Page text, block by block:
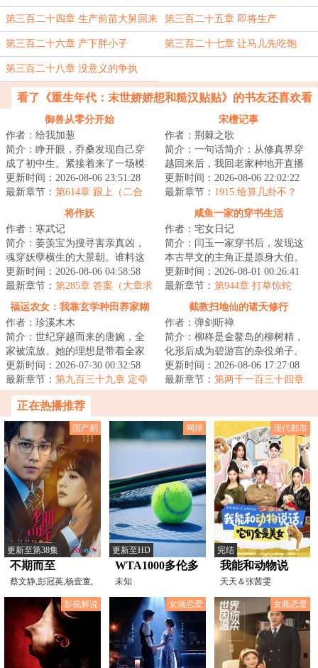
第三百二十四章 生产前苗大舅回来
了
第三百二十五章 即将生产
第三百二十六章 产下胖小子 第三百二十七章 让马儿先吃饱
第三百二十八章 没意义的争执
看了《重生年代：末世娇娇想和糙汉贴贴》的书友还喜欢看
御兽从零分开始
作者：给我加葱
简介：睁开眼，乔桑发现自己穿
成了初中生。紧接着来了一场模
拟考。毕业她怕了吗？她怕
了……这考的都什么...
更新时间：2026-08-06 23:51:28
最新章节： 第614章 跟上（二合
宋檀记事
作者：荆棘之歌
简介：一句话简介：从修真界穿
越回来后，我回老家种地开直播
卖菜了！修成金丹渡劫失败的宋
檀回到现代，发...
更新时间：2026-08-06 22:02:22
最新章节： 1915.给算几卦不？
将作妖
作者：寒武记
简介：姜羡宝为搜寻害亲真凶，
魂穿妖孽横生的大景朝。谁料这
里破案，不看证据，只靠卦师！
这不巧了嘛？！...
更新时间：2026-08-06 04:58:58
最新章节： 第285章 答案（大章求
月票）
咸鱼一家的穿书生活
作者：宅女日记
简介：闫玉一家穿书后，发现这
本古早文的主角正是原身大伯。
他们是扒着大伯喝血，早早被分
家，在全文末尾...
更新时间：2026-08-01 00:26:41
最新章节： 第944章 打草惊蛇
福运农女：我靠玄学种田养家糊
作者：珍溪木木
简介：世纪穿越而来的唐婉，全
家被流放。她的理想是带着全家
去致富，从此山高水长，远离朝
堂恩怨。只是理...
更新时间：2026-07-30 00:32:58
最新章节： 第九百三十九章 定夺
截教扫地仙的诸天修行
作者：弹剑听禅
简介：柳柊是金鳌岛的柳树精，
化形后成为碧游宫的杂役弟子。
实际上，柳柊是杨眉大仙的后
裔，具有变异的时...
更新时间：2026-08-06 17:27:08
最新章节： 第两千一百三十四章
正在热播推荐
国产剧
更新至第38集
不期而至
蔡文静,彭冠英,杨壹童,
王劲松,李乃文,岳旸,
网球
更新至HD
WTA1000多伦多
站女单第一轮：
王欣瑜VS卡萨金
未知
现代都市
完结
我能和动物说
话，它们全是美
女
天天＆张茜雯
影视解说 女频恋爱 女频恋爱